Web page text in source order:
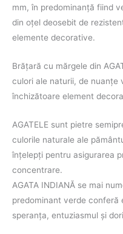
mm, în predominanță fiind
din oțel deosebit de
elemente decorative.
Brăţară cu mărgele din
culori ale naturii, de nuanțe
închizătoare element
AGATELE sunt pietre
culorile naturale ale
înţelepţi pentru asigurarea
concentrare.
AGATA INDIANĂ se mai
predominant verde conferă
speranţa, entuziasmul şi